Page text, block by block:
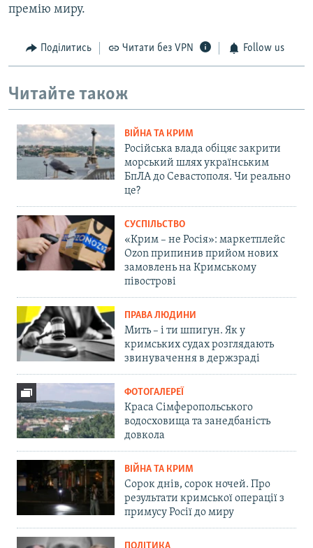
премію миру.
Поділитись Читати без VPN Follow us
Читайте також
ВІЙНА ТА КРИМ
Російська влада обіцяє закрити
морський шлях українським
БпЛА до Севастополя. Чи реально
це?
СУСПІЛЬСТВО
«Крим – не Росія»: маркетплейс
Ozon припинив прийом нових
замовлень на Кримському
півострові
ПРАВА ЛЮДИНИ
Мить – і ти шпигун. Як у
кримських судах розглядають
звинувачення в держзраді
ФОТОГАЛЕРЕЇ
Краса Сімферопольського
водосховища та занедбаність
довкола
ВІЙНА ТА КРИМ
Сорок днів, сорок ночей. Про
результати кримської операції з
примусу Росії до миру